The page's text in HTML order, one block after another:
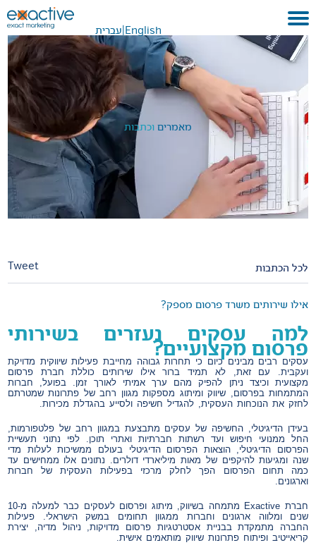
עברית English
בית
אודות
לקוחות ועבודות
שירותים
METAVERSE
מאמרים וכתבות
לכל הכתבות Tweet
אילו שירותים משרד פרסום מספק?
למה עסקים נעזרים בשירותי
פרסום מקצועיים?
עסקים רבים מבינים כיום כי תחרות גבוהה מחייבת פעילות שיווקית מדויקת
ועקבית. עם זאת, לא תמיד ברור אילו שירותים כוללת חברת פרסום
מקצועית וכיצד ניתן להפיק מהם ערך אמיתי לאורך זמן. בפועל, חברות
המתמחות בפרסום, שיווק ומיתוג מספקות מגוון רחב של פתרונות שמטרתם
לחזק את הנוכחות העסקית, להגדיל חשיפה ולסייע בהגדלת מכירות.
בעידן הדיגיטלי, החשיפה של עסקים מתבצעת במגוון רחב של פלטפורמות,
החל ממנועי חיפוש ועד רשתות חברתיות ואתרי תוכן. לפי נתוני תעשיית
הפרסום הדיגיטלי, הוצאות הפרסום הדיגיטלי בעולם ממשיכות לעלות מדי
שנה ומגיעות להיקפים של מאות מיליארדי דולרים. נתונים אלו ממחישים עד
כמה תחום הפרסום הפך לחלק מרכזי בפעילות העסקית של חברות
וארגונים.
חברת Exactive מתמחה בשיווק, מיתוג ופרסום לעסקים כבר למעלה מ-10
שנים ומלווה ארגונים וחברות ממגוון תחומים במשק הישראלי. פעילות
החברה מתמקדת בבניית אסטרטגיות פרסום מדויקות, ניהול מדיה, יצירת
קריאייטיב ופיתוח פתרונות שיווק מותאמים אישית.